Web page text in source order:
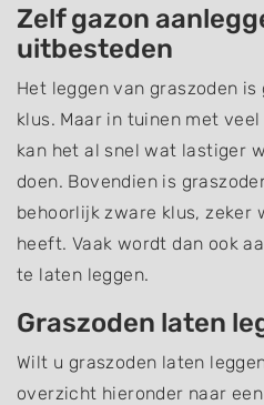
Zelf gazon
uitbesteden
Het leggen van graszoden
klus. Maar in tuinen met
kan het al snel wat lastiger
doen. Bovendien is
behoorlijk zware klus, zeker
heeft. Vaak wordt dan ook
te laten leggen.
Graszoden laten
Wilt u graszoden laten
overzicht hieronder naar